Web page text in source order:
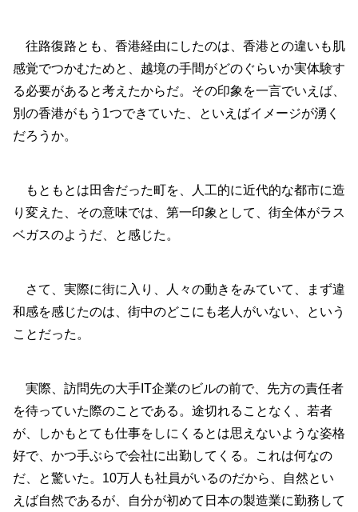
往路復路とも、香港経由にしたのは、香港との違いも肌
感覚でつかむためと、越境の手間がどのぐらいか実体験す
る必要があると考えたからだ。その印象を一言でいえば、
別の香港がもう1つできていた、といえばイメージが湧く
だろうか。
もともとは田舎だった町を、人工的に近代的な都市に造
り変えた、その意味では、第一印象として、街全体がラス
ベガスのようだ、と感じた。
さて、実際に街に入り、人々の動きをみていて、まず違
和感を感じたのは、街中のどこにも老人がいない、という
ことだった。
実際、訪問先の大手IT企業のビルの前で、先方の責任者
を待っていた際のことである。途切れることなく、若者
が、しかもとても仕事をしにくるとは思えないような姿格
好で、かつ手ぶらで会社に出勤してくる。これは何なの
だ、と驚いた。10万人も社員がいるのだから、自然とい
えば自然であるが、自分が初めて日本の製造業に勤務して